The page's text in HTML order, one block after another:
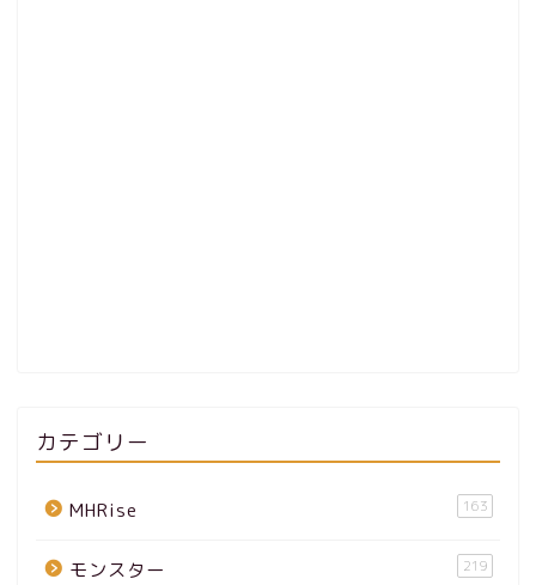
カテゴリー
MHRise 163
モンスター 219